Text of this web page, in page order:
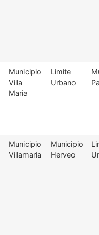
Municipio
Villa
Maria
Limite
Urbano
Municipio
Villamaria
Municipio
Herveo